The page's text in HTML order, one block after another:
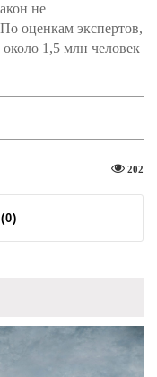
не
оценкам экспертов,
1,5 млн человек
202
0)